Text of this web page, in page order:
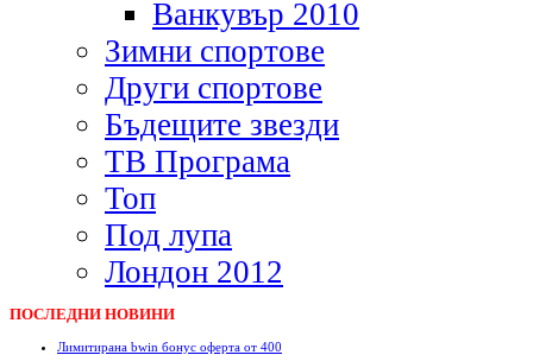
Ванкувър 2010
Зимни спортове
Други спортове
Бъдещите звезди
ТВ Програма
Топ
Под лупа
Лондон 2012
ПОСЛЕДНИ НОВИНИ
Лимитирана bwin бонус оферта от 400